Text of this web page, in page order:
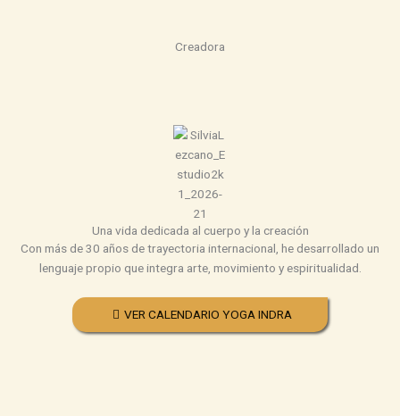
Creadora
Una vida dedicada al cuerpo y la creación
Con más de 30 años de trayectoria internacional, he desarrollado un
lenguaje propio que integra arte, movimiento y espiritualidad.
VER CALENDARIO YOGA INDRA